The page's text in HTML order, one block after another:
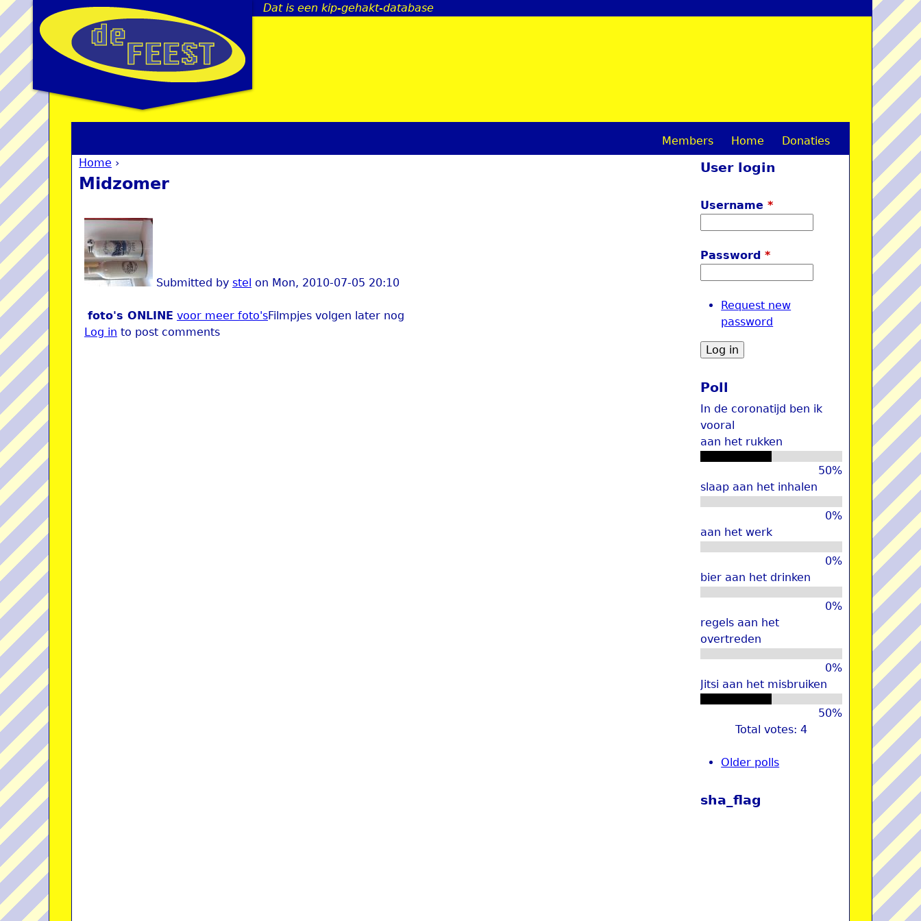
Jump to navigation
Dat is een kip-gehakt-database
You are here
Home ›
Midzomer
Submitted by stel on Mon, 2010-07-05 20:10
foto's ONLINE voor meer foto'sFilmpjes volgen later nog
Log in to post comments
M
Members Home Donaties
User login
Username*
Password*
Request new
password
Poll
In de coronatijd ben ik
vooral
aan het rukken
50%
slaap aan het inhalen
0%
aan het werk
0%
bier aan het drinken
0%
regels aan het
overtreden
0%
Jitsi aan het misbruiken
50%
Total votes: 4
Older polls
sha_flag